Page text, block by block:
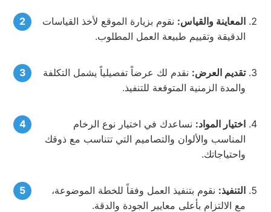
المعاينة والقياس: نقوم بزيارة الموقع لأخذ القياسات
الدقيقة وتقييم طبيعة العمل المطلوب.
تقديم العرض: نقدم لك عرضاً تفصيلياً يشمل التكلفة
والمدة الزمنية المتوقعة للتنفيذ.
اختيار المواد: نساعدك في اختيار نوع الرخام
المناسب والألوان والتصاميم التي تتناسب مع ذوقك
واحتياجاتك.
التنفيذ: نقوم بتنفيذ العمل وفقاً للخطة الموضوعة،
مع الالتزام بأعلى معايير الجودة والدقة.